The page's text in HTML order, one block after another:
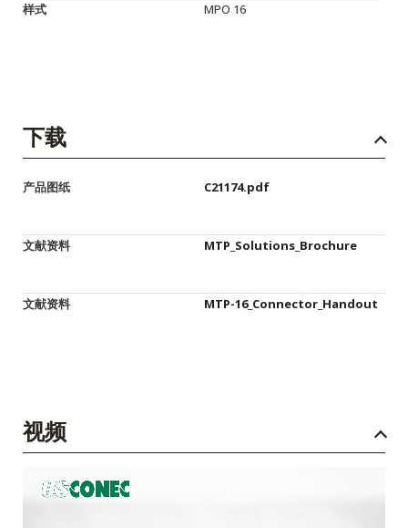
样式 MPO 16
下载
产品图纸 C21174.pdf
文献资料 MTP_Solutions_Brochure
文献资料 MTP-16_Connector_Handout
视频